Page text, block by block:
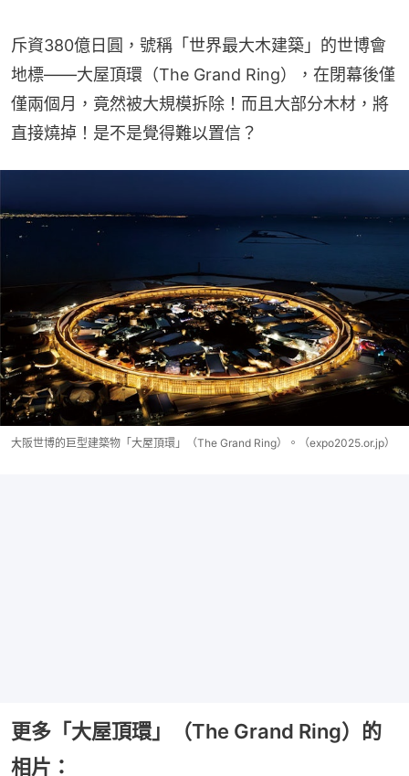
斥資380億日圓，號稱「世界最大木建築」的世博會
地標——大屋頂環（The Grand Ring），在閉幕後僅
僅兩個月，竟然被大規模拆除！而且大部分木材，將
直接燒掉！是不是覺得難以置信？
大阪世博的巨型建築物「大屋頂環」（The Grand Ring）。（expo2025.or.jp）
更多「大屋頂環」（The Grand Ring）的
相片：